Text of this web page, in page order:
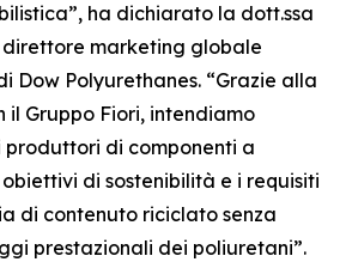
ha dichiarato la dott.ssa
direttore marketing globale
Dow Polyurethanes. “Grazie alla
il Gruppo Fiori, intendiamo
produttori di componenti a
di sostenibilità e i requisiti
di contenuto riciclato senza
prestazionali dei poliuretani”.